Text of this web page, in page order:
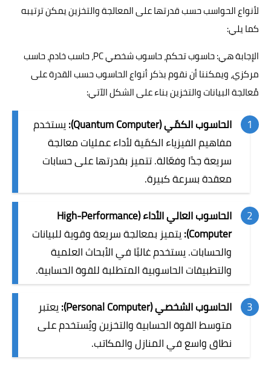
لأنواع الحواسب حسب قدرتها على المعالجة والتخزين يمكن ترتيبه
كما يلي:
الإجابة هي: حاسوب تحكم، حاسوب شخصي PC، حاسب خادم، حاسب
مركزي، ويمكننا أن نقوم بذكر أنواع الحاسوب حسب القدرة على
مُعالجة البيانات والتخزين بناء على الشكل الآتي:
الحاسوب الكمّي (Quantum Computer):
يستخدم
مفاهيم الفيزياء الكمّية لأداء عمليات معالجة
سريعة جدًا وفعّالة. تتميز بقدرتها على حسابات
معقدة بسرعة كبيرة.
الحاسوب العالي الأداء (High-Performance
Computer): يتميز بمعالجة سريعة وقوية للبيانات
والحسابات. يستخدم غالبًا في الأبحاث العلمية
والتطبيقات الحاسوبية المتطلبة للقوة الحسابية.
الحاسوب الشخصي (Personal Computer):
يعتبر
متوسط القوة الحسابية والتخزين ويُستخدم على
نطاق واسع في المنازل والمكاتب.